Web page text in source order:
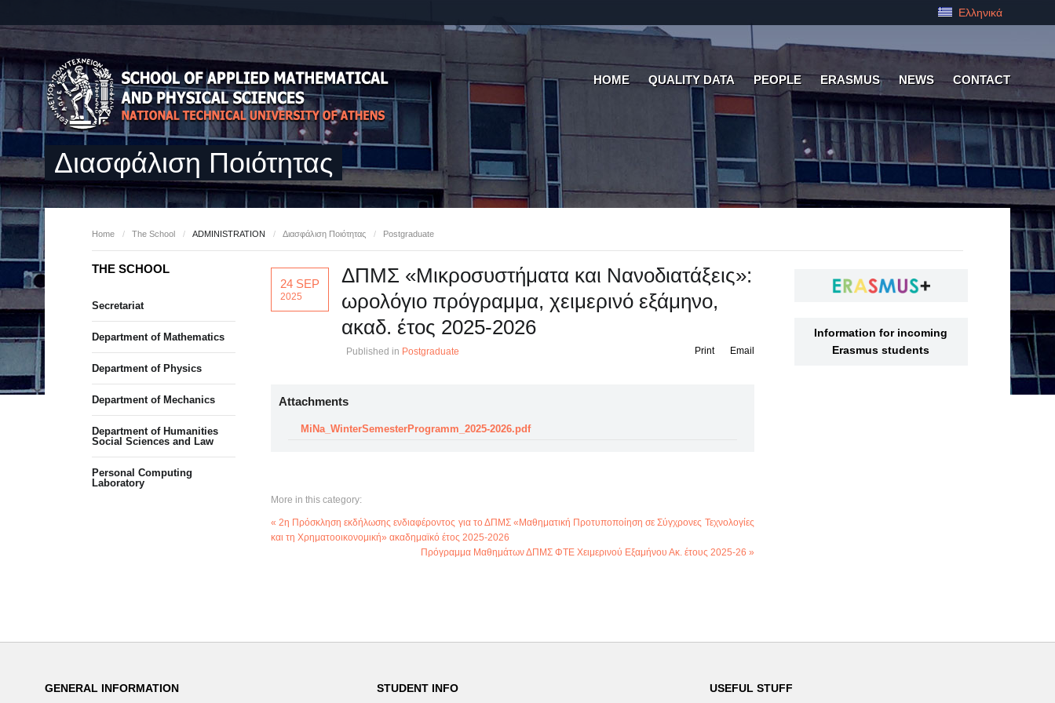
Ελληνικά
HOME QUALITY DATA PEOPLE ERASMUS NEWS CONTACT
Διασφάλιση Ποιότητας
Home / The School / ADMINISTRATION / Διασφάλιση Ποιότητας / Postgraduate
24 SEP
2025
ΔΠΜΣ «Μικροσυστήματα και Νανοδιατάξεις»:
ωρολόγιο πρόγραμμα, χειμερινό εξάμηνο,
ακαδ. έτος 2025-2026
Published in Postgraduate Email
Print
Attachments
MiNa_WinterSemesterProgramm_2025-2026.pdf
More in this category:
« 2η Πρόσκληση εκδήλωσης ενδιαφέροντος για το ΔΠΜΣ «Μαθηματική Προτυποποίηση σε Σύγχρονες Τεχνολογίες
και τη Χρηματοοικονομική» ακαδημαϊκό έτος 2025-2026
Πρόγραμμα Μαθημάτων ΔΠΜΣ ΦΤΕ Χειμερινού Εξαμήνου Ακ. έτους 2025-26 »
THE SCHOOL
Secretariat
Department of Mathematics
Department of Physics
Department of Mechanics
Department of Humanities
Social Sciences and Law
Personal Computing
Laboratory
Information for incoming
Erasmus students
GENERAL INFORMATION STUDENT INFO USEFUL STUFF